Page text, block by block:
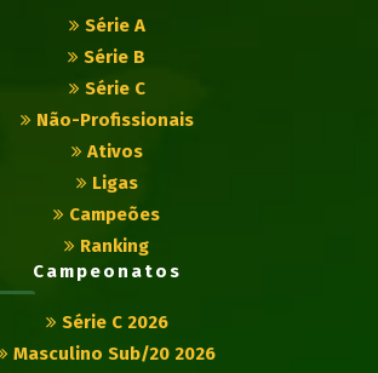
Série A
Série B
Série C
Não-Profissionais
Ativos
Ligas
Campeões
Ranking
Campeonatos
Série C 2026
Masculino Sub/20 2026